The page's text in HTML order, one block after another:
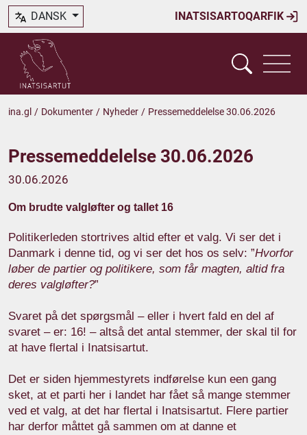
INATSISARTOQARFIK
DANSK
ina.gl / Dokumenter / Nyheder / Pressemeddelelse 30.06.2026
Pressemeddelelse 30.06.2026
30.06.2026
Om brudte valgløfter og tallet 16
Politikerleden stortrives altid efter et valg. Vi ser det i
Danmark i denne tid, og vi ser det hos os selv: ”Hvorfor
løber de partier og politikere, som får magten, altid fra
deres valgløfter?”
Svaret på det spørgsmål – eller i hvert fald en del af
svaret – er: 16! – altså det antal stemmer, der skal til for
at have flertal i Inatsisartut.
Det er siden hjemmestyrets indførelse kun een gang
sket, at et parti her i landet har fået så mange stemmer
ved et valg, at det har flertal i Inatsisartut. Flere partier
har derfor måttet gå sammen om at danne et